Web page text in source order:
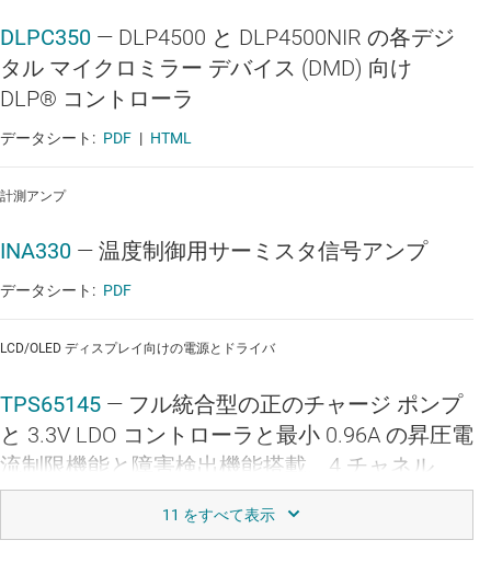
DLPC350 — DLP4500 と DLP4500NIR の各デジ
タル マイクロミラー デバイス (DMD) 向け
DLP® コントローラ
データシート: PDF | HTML
計測アンプ
INA330 — 温度制御用サーミスタ信号アンプ
データシート: PDF
LCD/OLED ディスプレイ向けの電源とドライバ
TPS65145 — フル統合型の正のチャージ ポンプ
と 3.3V LDO コントローラと最小 0.96A の昇圧電
流制限機能と障害検出機能搭載、4 チャネル
LCD バイアス
データシート: PDF | HTML